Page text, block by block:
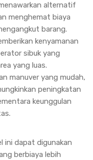
alternatif
menghemat biaya
barang.
kenyamanan
sibuk yang
yang luas.
manuver yang mudah,
peningkatan
keunggulan
ini dapat digunakan
berbiaya lebih